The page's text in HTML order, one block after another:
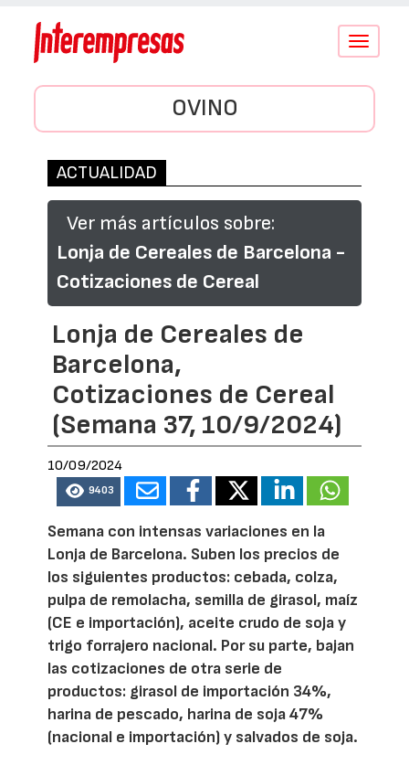
Conmutar
OVINO
ACTUALIDAD
Ver más artículos sobre:
Lonja de Cereales de Barcelona -
Cotizaciones de Cereal
Lonja de Cereales de
Barcelona,
Cotizaciones de Cereal
(Semana 37, 10/9/2024)
10/09/2024
9403
Semana con intensas variaciones en la
Lonja de Barcelona. Suben los precios de
los siguientes productos: cebada, colza,
pulpa de remolacha, semilla de girasol, maíz
(CE e importación), aceite crudo de soja y
trigo forrajero nacional. Por su parte, bajan
las cotizaciones de otra serie de
productos: girasol de importación 34%,
harina de pescado, harina de soja 47%
(nacional e importación) y salvados de soja.